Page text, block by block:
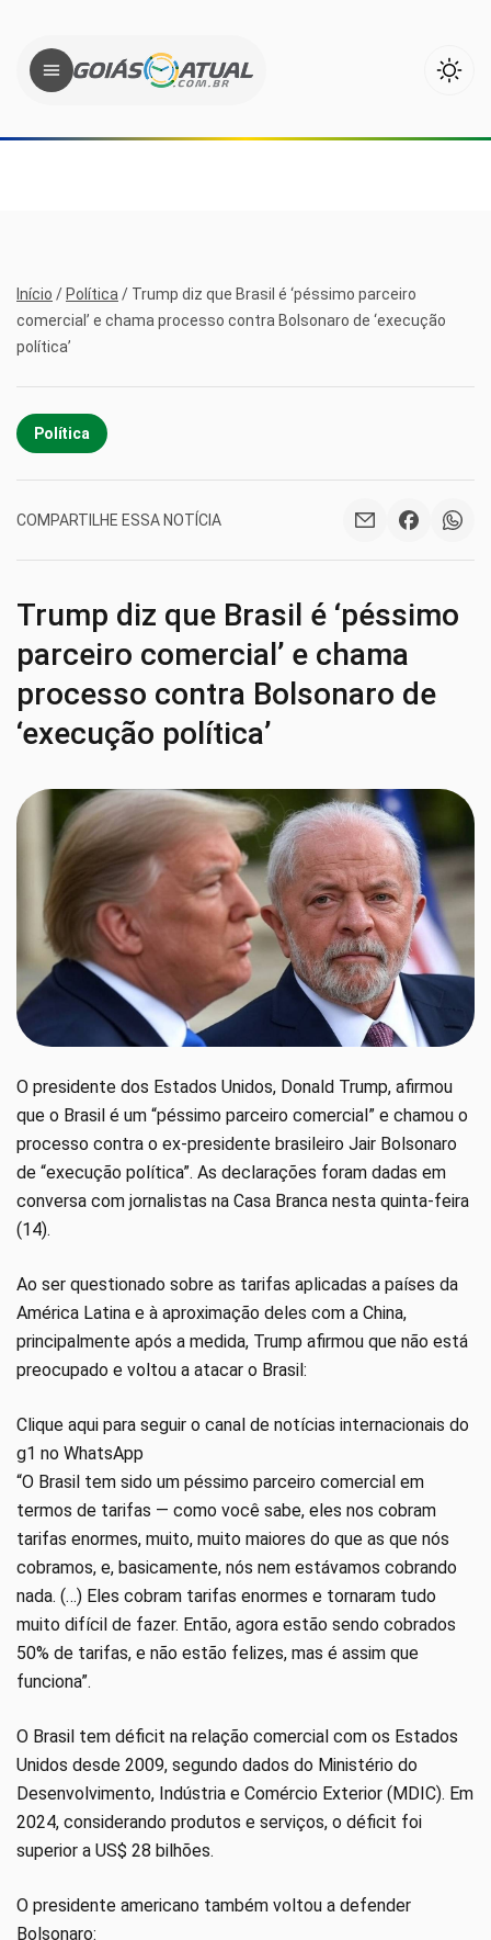
Início / Política / Trump diz que Brasil é ‘péssimo parceiro
comercial’ e chama processo contra Bolsonaro de ‘execução
política’
Política
COMPARTILHE ESSA NOTÍCIA
Trump diz que Brasil é ‘péssimo
parceiro comercial’ e chama
processo contra Bolsonaro de
‘execução política’
O presidente dos Estados Unidos, Donald Trump, afirmou
que o Brasil é um “péssimo parceiro comercial” e chamou o
processo contra o ex-presidente brasileiro Jair Bolsonaro
de “execução política”. As declarações foram dadas em
conversa com jornalistas na Casa Branca nesta quinta-feira
(14).
Ao ser questionado sobre as tarifas aplicadas a países da
América Latina e à aproximação deles com a China,
principalmente após a medida, Trump afirmou que não está
preocupado e voltou a atacar o Brasil:
Clique aqui para seguir o canal de notícias internacionais do
g1 no WhatsApp
“O Brasil tem sido um péssimo parceiro comercial em
termos de tarifas — como você sabe, eles nos cobram
tarifas enormes, muito, muito maiores do que as que nós
cobramos, e, basicamente, nós nem estávamos cobrando
nada. (…) Eles cobram tarifas enormes e tornaram tudo
muito difícil de fazer. Então, agora estão sendo cobrados
50% de tarifas, e não estão felizes, mas é assim que
funciona”.
O Brasil tem déficit na relação comercial com os Estados
Unidos desde 2009, segundo dados do Ministério do
Desenvolvimento, Indústria e Comércio Exterior (MDIC). Em
2024, considerando produtos e serviços, o déficit foi
superior a US$ 28 bilhões.
O presidente americano também voltou a defender
Bolsonaro: